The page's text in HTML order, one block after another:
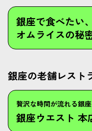
銀座で食べたい
オムライスの秘
銀座の老舗レスト
贅沢な時間が流れる銀
銀座ウエスト 本